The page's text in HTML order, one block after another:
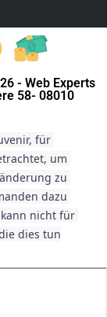
- Web Experts
58- 08010
für
um
zu
dazu
nicht für
dies tun